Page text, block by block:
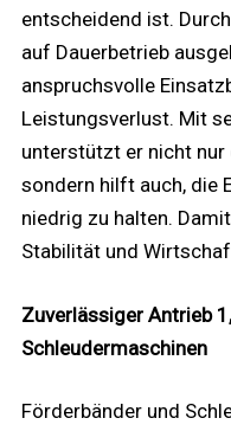
entscheidend ist.
auf Dauerbetrieb
anspruchsvolle
Leistungsverlust. Mit
unterstützt er nicht nur
sondern hilft auch, die
niedrig zu halten.
Stabilität und
Zuverlässiger Antrieb
Schleudermaschinen
Förderbänder und